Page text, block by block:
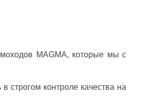
MAGMA, которые мы с
строгом контроле качества на